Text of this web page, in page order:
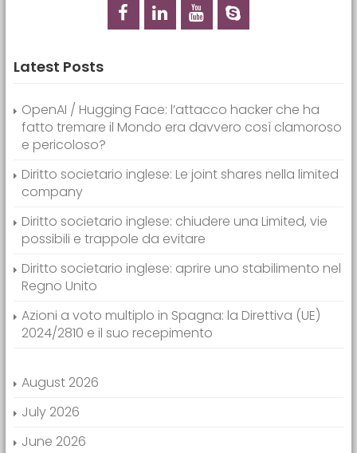
Latest Posts
OpenAI / Hugging Face: l’attacco hacker che ha
fatto tremare il Mondo era davvero così clamoroso
e pericoloso?
Diritto societario inglese: Le joint shares nella limited
company
Diritto societario inglese: chiudere una Limited, vie
possibili e trappole da evitare
Diritto societario inglese: aprire uno stabilimento nel
Regno Unito
Azioni a voto multiplo in Spagna: la Direttiva (UE)
2024/2810 e il suo recepimento
August 2026
July 2026
June 2026